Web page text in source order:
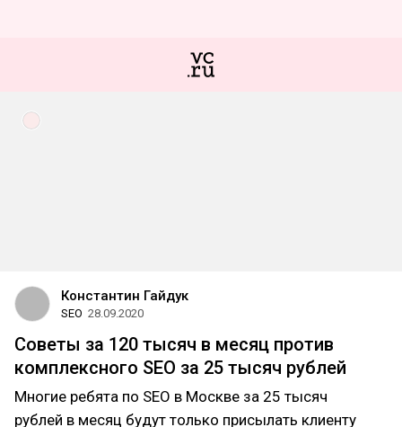
Константин Гайдук
SEO 28.09.2020
Советы за 120 тысяч в месяц против
комплексного SEO за 25 тысяч рублей
Многие ребята по SEO в Москве за 25 тысяч
рублей в месяц будут только присылать клиенту